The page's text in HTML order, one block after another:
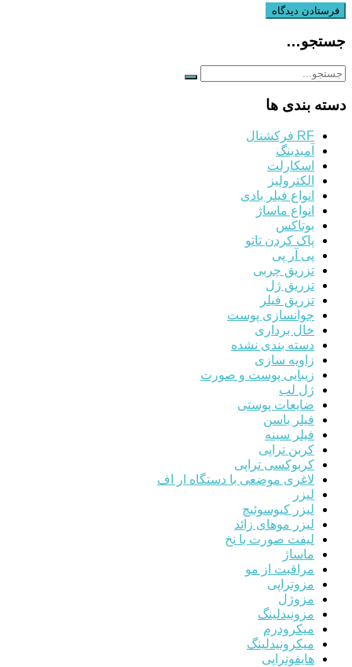
جستجو…
دسته بندی ها
RF فرکشنال
آمبدینگ
اسکارلت
الکترولیز
انواع فیلر بادی
انواع ماساژ
بوتاکس
پاک کردن تاتو
پی آر پی
تزریق چربی
تزریق ژل
تزریق فیلر
جوانسازی پوست
خال برداری
دسته بندی نشده
زاویه سازی
زیبایی پوست و صورت
ژل لب
ضایعات پوستی
فیلر باسن
فیلر سینه
کربن تراپی
کربوکسی تراپی
لاغری موضعی با دستگاه ار اف
لیزر
لیزر کیوسوئیچ
لیزر موهای زائد
لیفت صورت با نخ
ماساژ
مراقبت از مو
مزوتراپی
مزوژل
مزونیدلینگ
میکرودرم
میکرونیدلینگ
هایفوتراپی